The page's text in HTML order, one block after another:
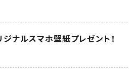
ジナルスマホ壁紙プレゼント！